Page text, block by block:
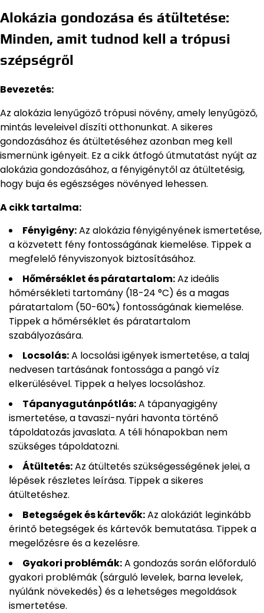
Alokázia gondozása és átültetése:
Minden, amit tudnod kell a trópusi
szépségről
Bevezetés:
Az alokázia lenyűgöző trópusi növény, amely lenyűgöző,
mintás leveleivel díszíti otthonunkat. A sikeres
gondozásához és átültetéséhez azonban meg kell
ismernünk igényeit. Ez a cikk átfogó útmutatást nyújt az
alokázia gondozásához, a fényigénytől az átültetésig,
hogy buja és egészséges növényed lehessen.
A cikk tartalma:
Fényigény:Az alokázia fényigényének ismertetése,
a közvetett fény fontosságának kiemelése. Tippek a
megfelelő fényviszonyok biztosításához.
Hőmérséklet és páratartalom:Az ideális
hőmérsékleti tartomány (18-24 °C) és a magas
páratartalom (50-60%) fontosságának kiemelése.
Tippek a hőmérséklet és páratartalom
szabályozására.
Locsolás:A locsolási igények ismertetése, a talaj
nedvesen tartásának fontossága a pangó víz
elkerülésével. Tippek a helyes locsoláshoz.
Tápanyagutánpótlás:A tápanyagigény
ismertetése, a tavaszi-nyári havonta történő
tápoldatozás javaslata. A téli hónapokban nem
szükséges tápoldatozni.
Átültetés:Az átültetés szükségességének jelei, a
lépések részletes leírása. Tippek a sikeres
átültetéshez.
Betegségek és kártevők:Az alokáziát leginkább
érintő betegségek és kártevők bemutatása. Tippek a
megelőzésre és a kezelésre.
Gyakori problémák:A gondozás során előforduló
gyakori problémák (sárguló levelek, barna levelek,
nyúlánk növekedés) és a lehetséges megoldások
ismertetése.